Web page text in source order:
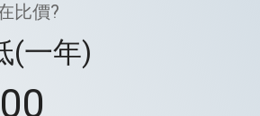
比價?
(一年)